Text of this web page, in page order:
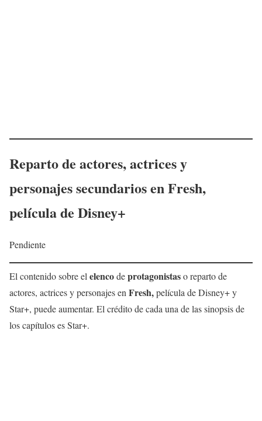
Reparto de actores, actrices y
personajes secundarios enFresh,
película de Disney+
Pendiente
El contenido sobre elelencodeprotagonistaso reparto de
actores, actrices y personajes enFresh,película de Disney+ y
Star+, puede aumentar. El crédito de cada una de las sinopsis de
los capítulos es Star+.